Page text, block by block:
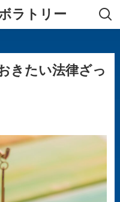
ラトリー
きたい法律ざっ